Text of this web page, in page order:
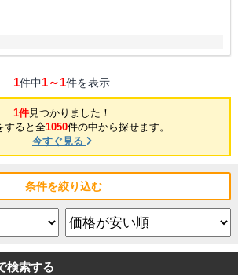
1件中1～1件を表示
1件見つかりました！
すると全1050件の中から探せます。
今すぐ見る
条件を絞り込む
検索する